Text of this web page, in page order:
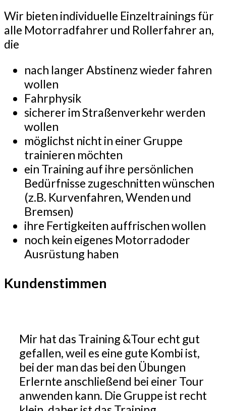
Wir bieten individuelle Einzeltrainings für
alle Motorradfahrer und Rollerfahrer an,
die
nach langer Abstinenz wieder fahren
wollen
Fahrphysik
sicherer im Straßenverkehr werden
wollen
möglichst nicht in einer Gruppe
trainieren möchten
ein Training auf ihre persönlichen
Bedürfnisse zugeschnitten wünschen
(z.B. Kurvenfahren, Wenden und
Bremsen)
ihre Fertigkeiten auffrischen wollen
noch kein eigenes Motorradoder
Ausrüstung haben
Kundenstimmen
Mir hat das Training &Tour echt gut
gefallen, weil es eine gute Kombi ist,
bei der man das bei den Übungen
Erlernte anschließend bei einer Tour
anwenden kann. Die Gruppe ist recht